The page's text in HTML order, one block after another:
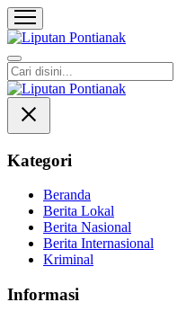
Liputan Pontianak
Berita Terkini dan TerUpdate
Kategori
Beranda
Berita Lokal
Berita Nasional
Berita Internasional
Kriminal
Informasi